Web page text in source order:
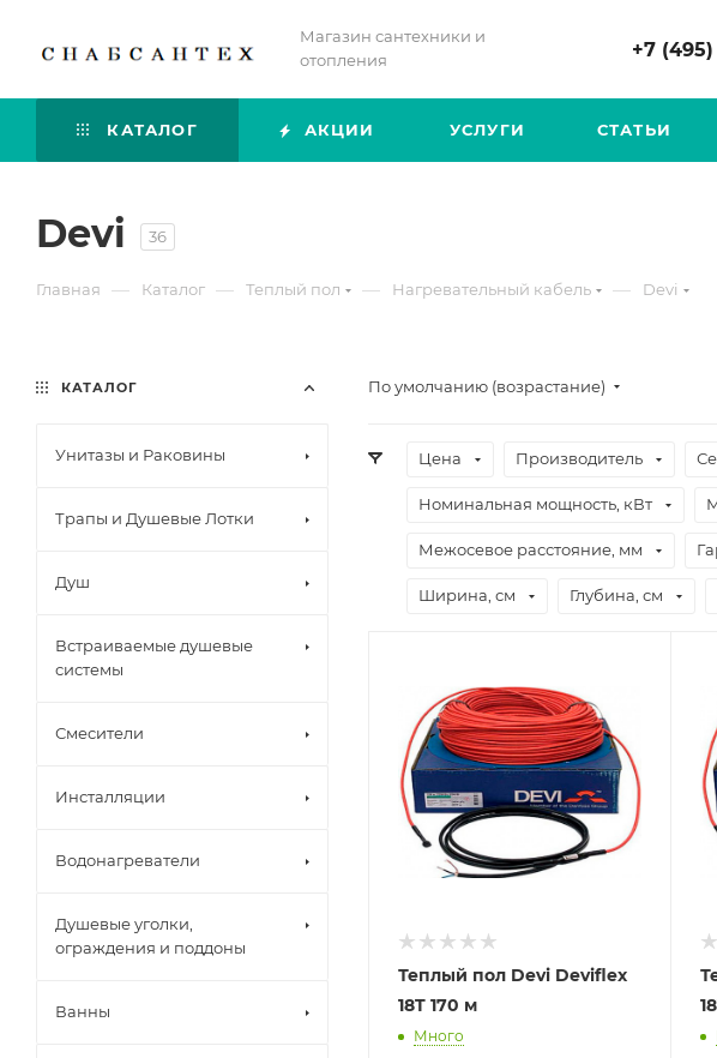
Магазин сантехники и
отопления
+7 (495)
КАТАЛОГ АКЦИИ УСЛУГИ СТАТЬИ
Devi 36
Главная — Каталог — Теплый пол — Нагревательный кабель — Devi
По умолчанию (возрастание)
Цена Производитель
Номинальная мощность, кВт
Межосевое расстояние, мм
Ширина, см Глубина, см
Теплый пол Devi Deviflex
18T 170 м
Много
КАТАЛОГ
Унитазы и Раковины
Трапы и Душевые Лотки
Душ
Встраиваемые душевые
системы
Смесители
Инсталляции
Водонагреватели
Душевые уголки,
ограждения и поддоны
Ванны